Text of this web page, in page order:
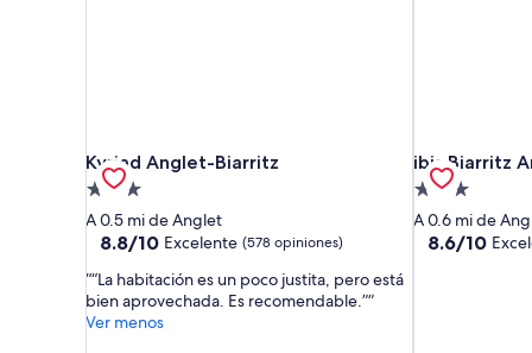
Kyriad Anglet-Biarritz
Kyriad Anglet-Biarritz
Propiedad
de
3.0
A 0.5 mi de Anglet
8.8
10,
Excelente,
(578
8.8/10 Excelente (578 opiniones)
“La habitación es un poco justita, pero está
bien aprovechada. Es recomendable.”
Ver menos
ibis Biarritz
ibis Biarritz
Propiedad
de
3.0
A 0.6 mi de
8.6
8.6/10